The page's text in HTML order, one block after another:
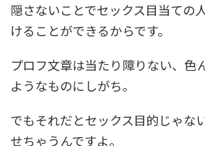
隠さないことでセックス目当ての
けることができるからです。
プロフ文章は当たり障りない、色
ようなものにしがち。
でもそれだとセックス目的じゃな
せちゃうんですよ。